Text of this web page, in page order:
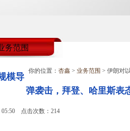
务范围
你的位置： 杏鑫 > 业务范围 > 伊朗对
模导
弹袭击，拜登、哈里斯表
05:50 点击次数：214